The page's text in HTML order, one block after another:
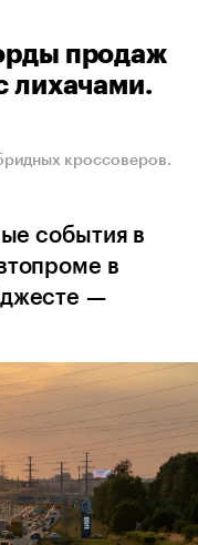
продаж
лихачами.
кроссоверов.
события в
в
—